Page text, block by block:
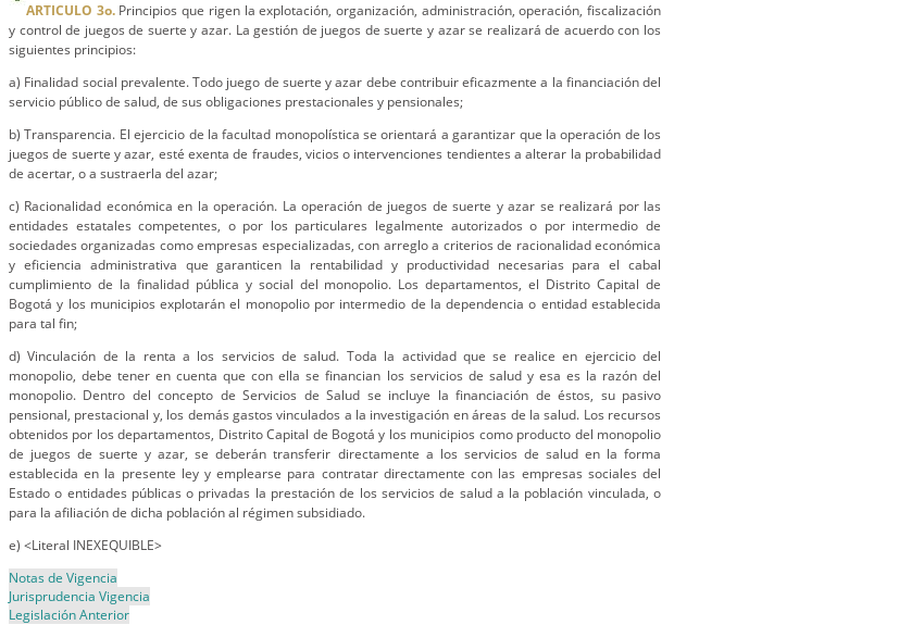
ARTICULO 3o.Principios que rigen la explotación, organización, administración, operación, fiscalización
y control de juegos de suerte y azar. La gestión de juegos de suerte y azar se realizará de acuerdo con los
siguientes principios:
a) Finalidad social prevalente. Todo juego de suerte y azar debe contribuir eficazmente a la financiación del
servicio público de salud, de sus obligaciones prestacionales y pensionales;
b) Transparencia. El ejercicio de la facultad monopolística se orientará a garantizar que la operación de los
juegos de suerte y azar, esté exenta de fraudes, vicios o intervenciones tendientes a alterar la probabilidad
de acertar, o a sustraerla del azar;
c) Racionalidad económica en la operación. La operación de juegos de suerte y azar se realizará por las
entidades estatales competentes, o por los particulares legalmente autorizados o por intermedio de
sociedades organizadas como empresas especializadas, con arreglo a criterios de racionalidad económica
y eficiencia administrativa que garanticen la rentabilidad y productividad necesarias para el cabal
cumplimiento de la finalidad pública y social del monopolio. Los departamentos, el Distrito Capital de
Bogotá y los municipios explotarán el monopolio por intermedio de la dependencia o entidad establecida
para tal fin;
d) Vinculación de la renta a los servicios de salud. Toda la actividad que se realice en ejercicio del
monopolio, debe tener en cuenta que con ella se financian los servicios de salud y esa es la razón del
monopolio. Dentro del concepto de Servicios de Salud se incluye la financiación de éstos, su pasivo
pensional, prestacional y, los demás gastos vinculados a la investigación en áreas de la salud. Los recursos
obtenidos por los departamentos, Distrito Capital de Bogotá y los municipios como producto del monopolio
de juegos de suerte y azar, se deberán transferir directamente a los servicios de salud en la forma
establecida en la presente ley y emplearse para contratar directamente con las empresas sociales del
Estado o entidades públicas o privadas la prestación de los servicios de salud a la población vinculada, o
para la afiliación de dicha población al régimen subsidiado.
e) <Literal INEXEQUIBLE>
Notas de Vigencia
Jurisprudencia Vigencia
Legislación Anterior